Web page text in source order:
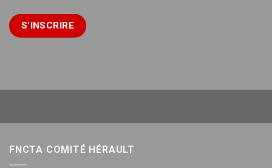
FNCTA COMITÉ HÉRAULT